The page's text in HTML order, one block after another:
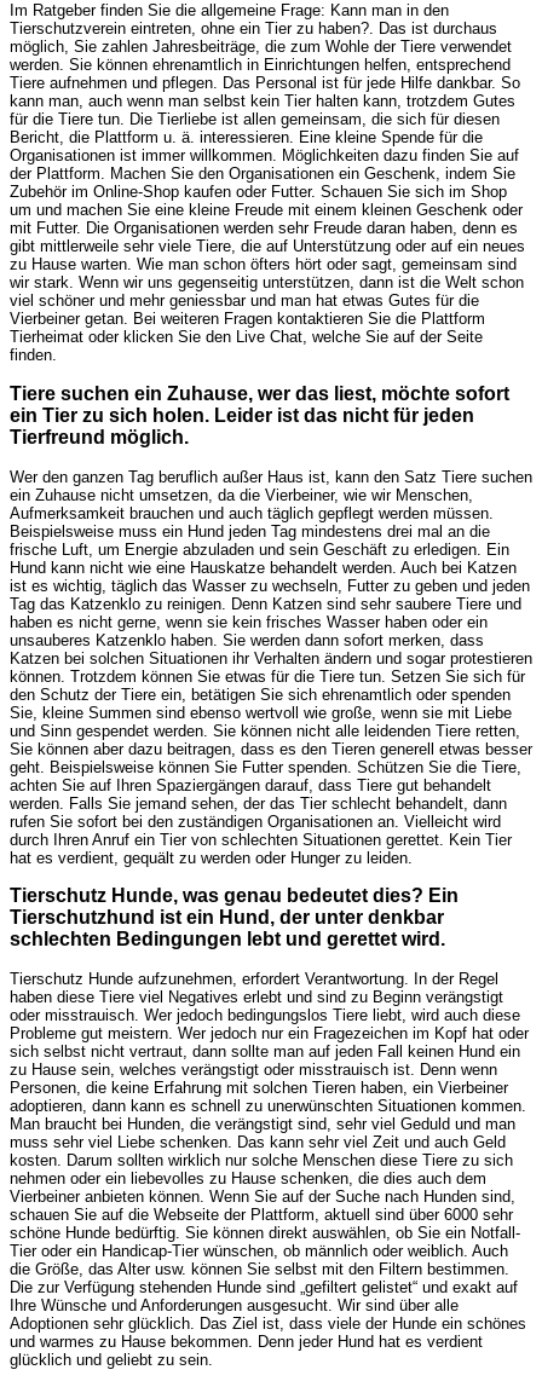
Im Ratgeber finden Sie die allgemeine Frage: Kann man in den
Tierschutzverein eintreten, ohne ein Tier zu haben?. Das ist durchaus
möglich, Sie zahlen Jahresbeiträge, die zum Wohle der Tiere verwendet
werden. Sie können ehrenamtlich in Einrichtungen helfen, entsprechend
Tiere aufnehmen und pflegen. Das Personal ist für jede Hilfe dankbar. So
kann man, auch wenn man selbst kein Tier halten kann, trotzdem Gutes
für die Tiere tun. Die Tierliebe ist allen gemeinsam, die sich für diesen
Bericht, die Plattform u. ä. interessieren. Eine kleine Spende für die
Organisationen ist immer willkommen. Möglichkeiten dazu finden Sie auf
der Plattform. Machen Sie den Organisationen ein Geschenk, indem Sie
Zubehör im Online-Shop kaufen oder Futter. Schauen Sie sich im Shop
um und machen Sie eine kleine Freude mit einem kleinen Geschenk oder
mit Futter. Die Organisationen werden sehr Freude daran haben, denn es
gibt mittlerweile sehr viele Tiere, die auf Unterstützung oder auf ein neues
zu Hause warten. Wie man schon öfters hört oder sagt, gemeinsam sind
wir stark. Wenn wir uns gegenseitig unterstützen, dann ist die Welt schon
viel schöner und mehr geniessbar und man hat etwas Gutes für die
Vierbeiner getan. Bei weiteren Fragen kontaktieren Sie die Plattform
Tierheimat oder klicken Sie den Live Chat, welche Sie auf der Seite
finden.
Tiere suchen ein Zuhause, wer das liest, möchte sofort
ein Tier zu sich holen. Leider ist das nicht für jeden
Tierfreund möglich.
Wer den ganzen Tag beruflich außer Haus ist, kann den Satz Tiere suchen
ein Zuhause nicht umsetzen, da die Vierbeiner, wie wir Menschen,
Aufmerksamkeit brauchen und auch täglich gepflegt werden müssen.
Beispielsweise muss ein Hund jeden Tag mindestens drei mal an die
frische Luft, um Energie abzuladen und sein Geschäft zu erledigen. Ein
Hund kann nicht wie eine Hauskatze behandelt werden. Auch bei Katzen
ist es wichtig, täglich das Wasser zu wechseln, Futter zu geben und jeden
Tag das Katzenklo zu reinigen. Denn Katzen sind sehr saubere Tiere und
haben es nicht gerne, wenn sie kein frisches Wasser haben oder ein
unsauberes Katzenklo haben. Sie werden dann sofort merken, dass
Katzen bei solchen Situationen ihr Verhalten ändern und sogar protestieren
können. Trotzdem können Sie etwas für die Tiere tun. Setzen Sie sich für
den Schutz der Tiere ein, betätigen Sie sich ehrenamtlich oder spenden
Sie, kleine Summen sind ebenso wertvoll wie große, wenn sie mit Liebe
und Sinn gespendet werden. Sie können nicht alle leidenden Tiere retten,
Sie können aber dazu beitragen, dass es den Tieren generell etwas besser
geht. Beispielsweise können Sie Futter spenden. Schützen Sie die Tiere,
achten Sie auf Ihren Spaziergängen darauf, dass Tiere gut behandelt
werden. Falls Sie jemand sehen, der das Tier schlecht behandelt, dann
rufen Sie sofort bei den zuständigen Organisationen an. Vielleicht wird
durch Ihren Anruf ein Tier von schlechten Situationen gerettet. Kein Tier
hat es verdient, gequält zu werden oder Hunger zu leiden.
Tierschutz Hunde, was genau bedeutet dies? Ein
Tierschutzhund ist ein Hund, der unter denkbar
schlechten Bedingungen lebt und gerettet wird.
Tierschutz Hunde aufzunehmen, erfordert Verantwortung. In der Regel
haben diese Tiere viel Negatives erlebt und sind zu Beginn verängstigt
oder misstrauisch. Wer jedoch bedingungslos Tiere liebt, wird auch diese
Probleme gut meistern. Wer jedoch nur ein Fragezeichen im Kopf hat oder
sich selbst nicht vertraut, dann sollte man auf jeden Fall keinen Hund ein
zu Hause sein, welches verängstigt oder misstrauisch ist. Denn wenn
Personen, die keine Erfahrung mit solchen Tieren haben, ein Vierbeiner
adoptieren, dann kann es schnell zu unerwünschten Situationen kommen.
Man braucht bei Hunden, die verängstigt sind, sehr viel Geduld und man
muss sehr viel Liebe schenken. Das kann sehr viel Zeit und auch Geld
kosten. Darum sollten wirklich nur solche Menschen diese Tiere zu sich
nehmen oder ein liebevolles zu Hause schenken, die dies auch dem
Vierbeiner anbieten können. Wenn Sie auf der Suche nach Hunden sind,
schauen Sie auf die Webseite der Plattform, aktuell sind über 6000 sehr
schöne Hunde bedürftig. Sie können direkt auswählen, ob Sie ein Notfall-
Tier oder ein Handicap-Tier wünschen, ob männlich oder weiblich. Auch
die Größe, das Alter usw. können Sie selbst mit den Filtern bestimmen.
Die zur Verfügung stehenden Hunde sind „gefiltert gelistet“ und exakt auf
Ihre Wünsche und Anforderungen ausgesucht. Wir sind über alle
Adoptionen sehr glücklich. Das Ziel ist, dass viele der Hunde ein schönes
und warmes zu Hause bekommen. Denn jeder Hund hat es verdient
glücklich und geliebt zu sein.